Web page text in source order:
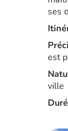
ses
est
ville